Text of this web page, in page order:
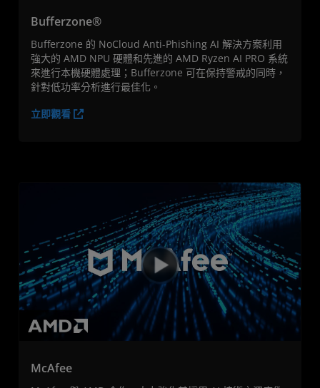
Bufferzone®
Bufferzone 的 NoCloud Anti-Phishing AI 解決方案利用
強大的 AMD NPU 硬體和先進的 AMD Ryzen AI PRO 系統
來進行本機硬體處理；Bufferzone 可在保持警戒的同時，
針對低功率分析進行最佳化。
立即觀看
McAfee